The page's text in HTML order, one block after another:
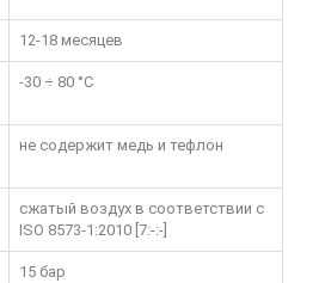
12-18 месяцев
-30 ÷ 80 °C
не содержит медь и тефлон
сжатый воздух в соответствии с
ISO 8573-1:2010 [7:-:-]
15 бар